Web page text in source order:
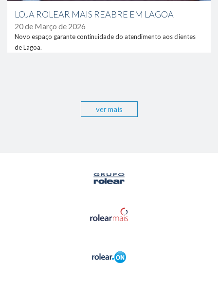
LOJA ROLEAR MAIS REABRE EM LAGOA
20 de Março de 2026
Novo espaço garante continuidade do atendimento aos clientes
de Lagoa.
ver mais